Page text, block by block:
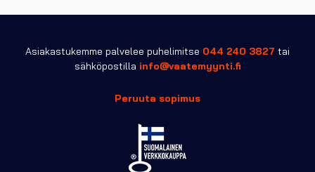
Asiakastukemme palvelee puhelimitse 044 240 3827 tai
sähköpostilla info@vaatemyynti.fi
Peruuta sopimus